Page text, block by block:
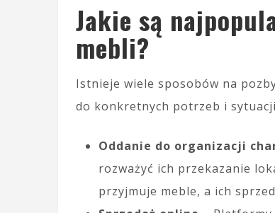
Jakie są
mebli?
Istnieje wiele sposobów na
do konkretnych potrzeb i
Oddanie do organizacji
rozważyć ich przekazanie
przyjmuje meble, a ich